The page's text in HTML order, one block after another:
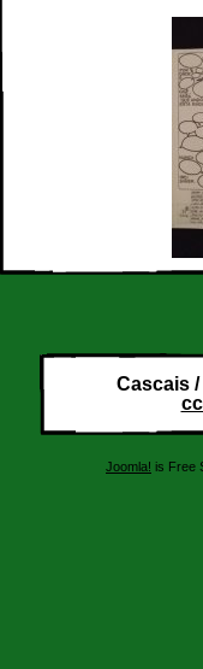
Cascais
Joomla! is Free